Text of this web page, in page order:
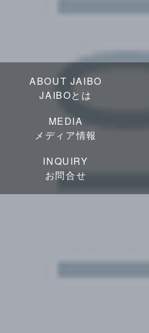
ABOUT JAIBO
JAIBOとは
MEDIA
メディア情報
INQUIRY
お問合せ